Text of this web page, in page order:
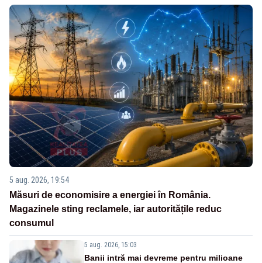
5 aug. 2026, 19:54
Măsuri de economisire a energiei în România.
Magazinele sting reclamele, iar autoritățile reduc
consumul
5 aug. 2026, 15:03
Banii intră mai devreme pentru milioane